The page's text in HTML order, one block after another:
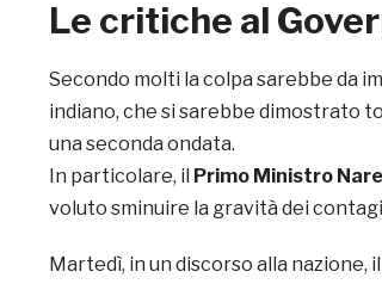
Le critiche al
Secondo molti la colpa sarebbe da
indiano, che si sarebbe dimostrato
una seconda ondata.
In particolare, il Primo Ministro
voluto sminuire la gravità dei
Martedì, in un discorso alla nazione, il